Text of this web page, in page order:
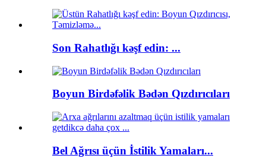
Son Rahatlığı kəşf edin: ...
Boyun Birdəfəlik Bədən Qızdırıcıları
Bel Ağrısı üçün İstilik Yamaları...